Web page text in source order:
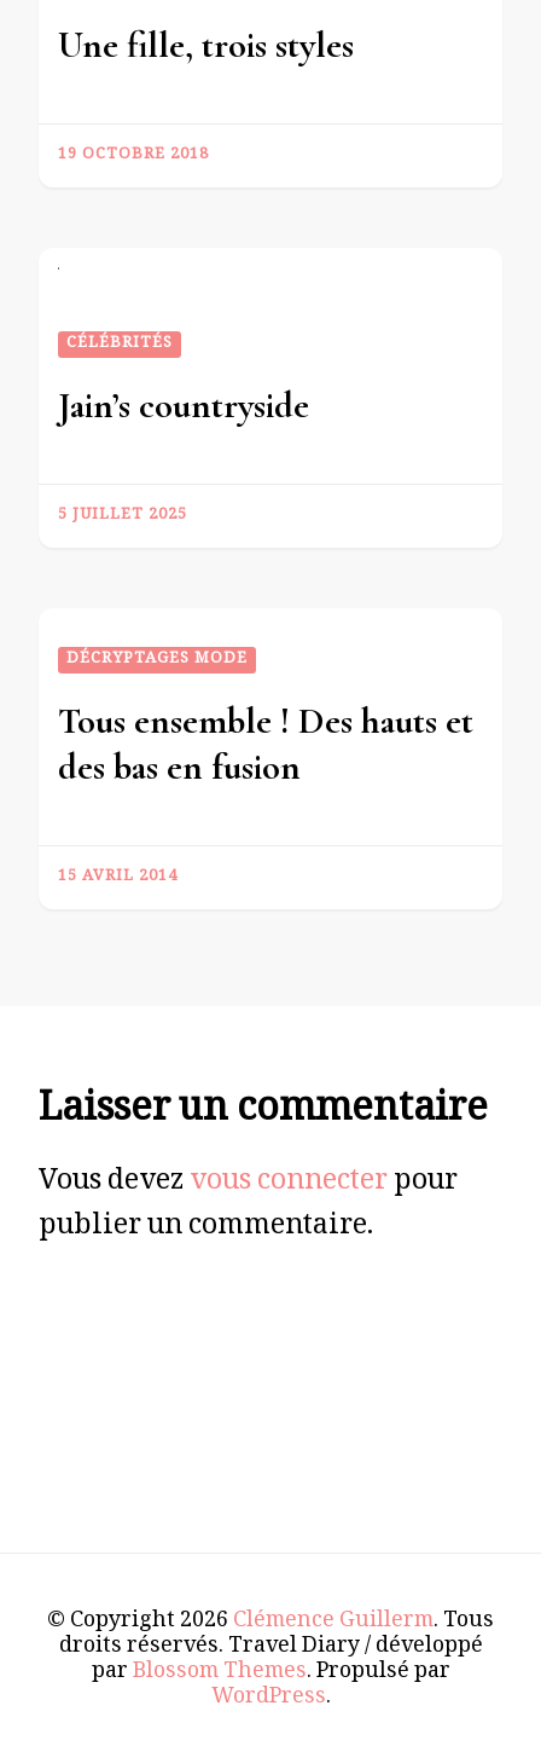
Une fille, trois styles
19 OCTOBRE 2018
CÉLÉBRITÉS
Jain’s countryside
5 JUILLET 2025
DÉCRYPTAGES MODE
Tous ensemble ! Des hauts et
des bas en fusion
15 AVRIL 2014
Laisser un commentaire
Vous devezvous connecterpour
publier un commentaire.
© Copyright 2026 Clémence Guillerm. Tous
droits réservés. Travel Diary / développé
parBlossom Themes. Propulsé par
WordPress.